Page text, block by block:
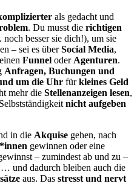
als gedacht und
. Du musst die richtigen
besser sie dich!), um sie
– sei es überSocial Media,
Funnel oder Agenturen.
Anfragen, Buchungen und
um die Uhr fürkleines Geld
mehr die Stellenanzeigen lesen,
nicht aufgeben
in die Akquise gehen, nach
gewinnen oder eine
– zumindest ab und zu –
… und dadurch bleiben auch die
aus. Das stresst und nervt